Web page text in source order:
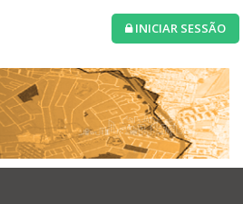
INICIAR SESSÃO